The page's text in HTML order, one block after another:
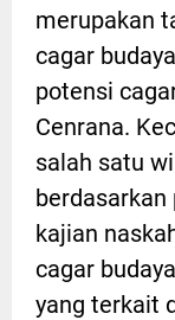
merupakan
cagar
potensi
Cenrana.
salah satu
kajian
cagar
yang terkait